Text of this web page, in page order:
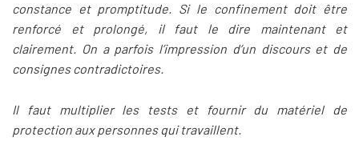
constance et promptitude. Si le confinement doit être
renforcé et prolongé, il faut le dire maintenant et
clairement. On a parfois l’impression d’un discours et de
consignes contradictoires.
Il faut multiplier les tests et fournir du matériel de
protection aux personnes qui travaillent.